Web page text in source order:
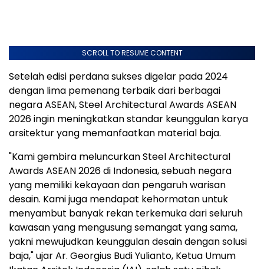
SCROLL TO RESUME CONTENT
Setelah edisi perdana sukses digelar pada 2024
dengan lima pemenang terbaik dari berbagai
negara ASEAN, Steel Architectural Awards ASEAN
2026 ingin meningkatkan standar keunggulan karya
arsitektur yang memanfaatkan material baja.
"Kami gembira meluncurkan Steel Architectural
Awards ASEAN 2026 di Indonesia, sebuah negara
yang memiliki kekayaan dan pengaruh warisan
desain. Kami juga mendapat kehormatan untuk
menyambut banyak rekan terkemuka dari seluruh
kawasan yang mengusung semangat yang sama,
yakni mewujudkan keunggulan desain dengan solusi
baja," ujar Ar. Georgius Budi Yulianto, Ketua Umum